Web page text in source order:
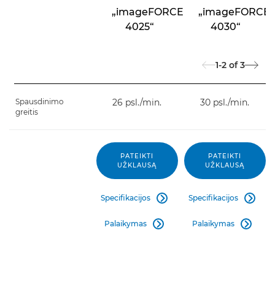
„imageFORCE
4025“
„imageFORCE
4030“
1-2 of 3
Spausdinimo
greitis
26 psl./min. 30 psl./min.
PATEIKTI
UŽKLAUSĄ
Specifikacijos 
Palaikymas 
PATEIKTI
UŽKLAUSĄ
Specifikacijos 
Palaikymas 